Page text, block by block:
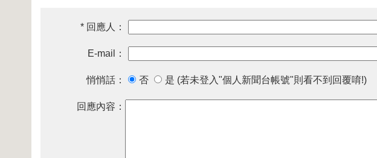
* 回應人：
E-mail：
悄悄話： 否 是 (若未登入"個人新聞台帳號"則看不到回覆唷!)
回應內容：